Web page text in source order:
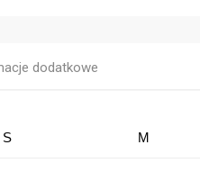
dodatkowe
S M